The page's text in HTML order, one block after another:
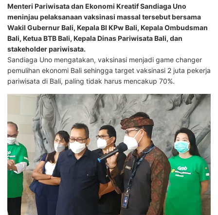
Menteri Pariwisata dan Ekonomi Kreatif Sandiaga Uno
meninjau pelaksanaan vaksinasi massal tersebut bersama
Wakil Gubernur Bali, Kepala BI KPw Bali, Kepala Ombudsman
Bali, Ketua BTB Bali, Kepala Dinas Pariwisata Bali, dan
stakeholder pariwisata.
Sandiaga Uno mengatakan, vaksinasi menjadi game changer
pemulihan ekonomi Bali sehingga target vaksinasi 2 juta pekerja
pariwisata di Bali, paling tidak harus mencakup 70%.